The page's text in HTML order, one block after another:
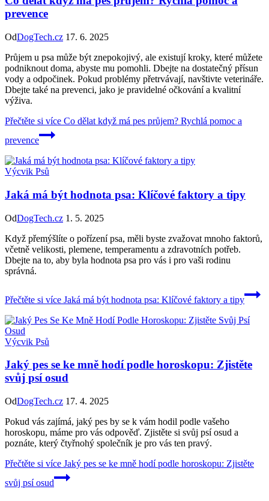
prevence
OdDogTech.cz 17. 6. 2025
Průjem u psa může být znepokojivý, ale existují kroky, které můžete
podniknout doma, abyste mu pomohli. Dbejte na dostatečný přísun
vody a odpočinek. Pokud problémy přetrvávají, navštivte veterináře.
Dbejte také na prevenci, jako je pravidelné očkování a kvalitní
výživa.
Přečtěte si více Co dělat když má pes průjem? Rychlá pomoc a
prevence
Výcvik Psů
Jaká má být hodnota psa: Klíčové faktory a tipy
OdDogTech.cz 1. 5. 2025
Když přemýšlíte o pořízení psa, měli byste zvažovat mnoho faktorů,
včetně velikosti, plemene, temperamentu a zdravotních potřeb.
Dbejte na to, aby byla hodnota psa pro vás i pro vaši rodinu
správná.
Přečtěte si více Jaká má být hodnota psa: Klíčové faktory a tipy
Výcvik Psů
Jaký pes se ke mně hodí podle horoskopu: Zjistěte
svůj psí osud
OdDogTech.cz 17. 4. 2025
Pokud vás zajímá, jaký pes by se k vám hodil podle vašeho
horoskopu, máme pro vás odpověď. Zjistěte si svůj psí osud a
poznáte, který čtyřnohý společník je pro vás ten pravý.
Přečtěte si více Jaký pes se ke mně hodí podle horoskopu: Zjistěte
svůj psí osud